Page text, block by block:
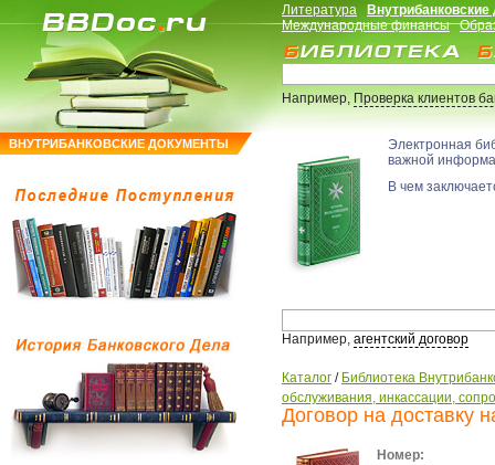
ВНУТРИБАНКОВСКИЕ ДОКУМЕНТЫ
Литература
Международные финансы
Например,Проверка клиентов
Электронная
важной
В чем
Например, агентский договор
Каталог / Библиотека
обслуживания, инкассации,
Договор на доставку
Номер: